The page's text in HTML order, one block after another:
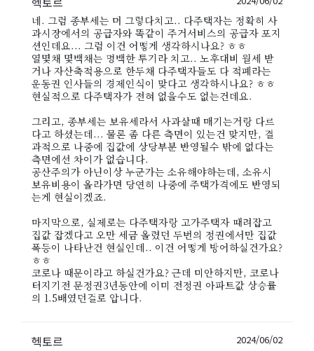
네. 그럼 종부세는 머 그렇다치고.. 다주택자는 정확히 사
과시장에서의 공급자와 똑같이 주거서비스의 공급자 포지
션인데요... 그럼 이건 어떻게 생각하시나요? ㅎㅎ
열몇채 몇백채는 명백한 투기라 치고.. 노후대비 월세 받
거나 자산축적용으로 한두채 다주택자들도 다 적폐라는
운동권 인사들의 경제인식이 맞다고 생각하시나요? ㅎㅎ
현실적으로 다주택자가 전혀 없을수도 없는건데요.
그리고, 종부세는 보유세라서 사과살때 매기는거랑 다르
다고 하셨는데... 물론 좀 다른 측면이 있는건 맞지만, 결
과적으로 나중에 집값에 상당부분 반영될수 밖에 없다는
측면에선 차이가 없습니다.
공산주의가 아닌이상 누군가는 소유해야하는데, 소유시
보유비용이 올라가면 당연히 나중에 주택가격에도 반영되
는게 현실이겠죠.
마지막으로, 실제로는 다주택자랑 고가주택자 때려잡고
집값 잡겠다고 오만 세금 올렸던 두번의 정권에서만 집값
폭등이 나타난건 현실인데.. 이건 어떻게 방어하실건가요?
ㅎㅎ
코로나 때문이라고 하실건가요? 근데 미안하지만, 코로나
터지기전 문정권3년동안에 이미 전정권 아파트값 상승률
의 1.5배였던걸로 압니다.
헥토르 2024/06/02